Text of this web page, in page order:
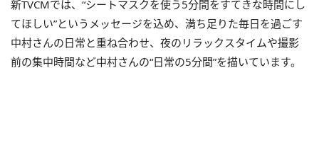
新TVCMでは、“シートマスクを使う5分間をすてきな時間にし
てほしい”というメッセージを込め、満ち足りた毎日を過ごす
中村さんの日常と重ね合わせ、夜のリラックスタイムや撮影
前の集中時間など中村さんの“日常の5分間”を描いています。